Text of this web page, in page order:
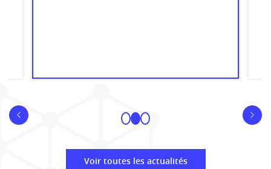
1 2 3
Voir toutes les actualités